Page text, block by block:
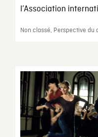
l’Association
Non classé, Perspective du